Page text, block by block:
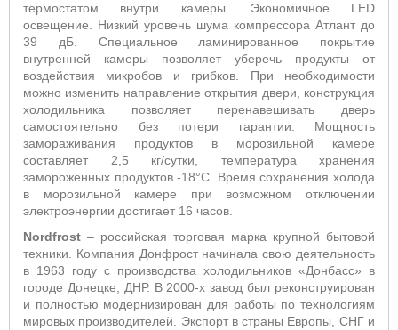
термостатом внутри камеры. Экономичное LED
освещение. Низкий уровень шума компрессора Атлант до
39 дБ. Специальное ламинированное покрытие
внутренней камеры позволяет уберечь продукты от
воздействия микробов и грибков. При необходимости
можно изменить направление открытия двери, конструкция
холодильника позволяет перенавешивать дверь
самостоятельно без потери гарантии. Мощность
замораживания продуктов в морозильной камере
составляет 2,5 кг/сутки, температура хранения
замороженных продуктов -18°С. Время сохранения холода
в морозильной камере при возможном отключении
электроэнергии достигает 16 часов.
Nordfrost – российская торговая марка крупной бытовой
техники. Компания Донфрост начинала свою деятельность
в 1963 году с производства холодильников «Донбасс» в
городе Донецке, ДНР. В 2000-х завод был реконструирован
и полностью модернизирован для работы по технологиям
мировых производителей. Экспорт в страны Европы, СНГ и